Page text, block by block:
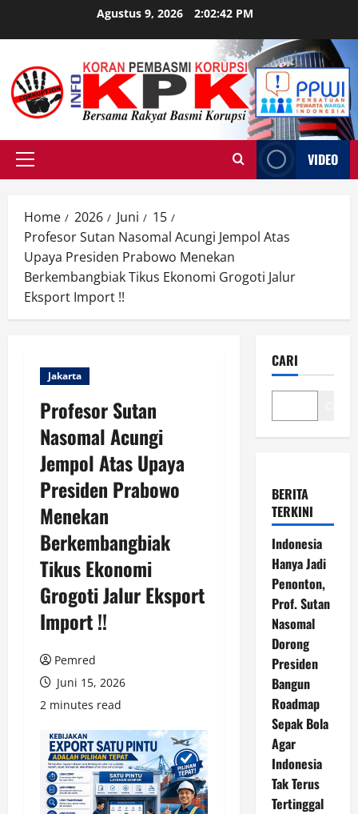
Agustus 9, 2026 2:02:43 PM
Primary
VIDEO
Home 2026 Juni
15
Profesor Sutan Nasomal Acungi Jempol Atas
Upaya Presiden Prabowo Menekan
Berkembangbiak Tikus Ekonomi Grogoti Jalur
Eksport Import !!
Jakarta
Profesor Sutan
Nasomal Acungi
Jempol Atas Upaya
Presiden Prabowo
Menekan
Berkembangbiak
Tikus Ekonomi
Grogoti Jalur Eksport
Import !!
Pemred
Juni 15, 2026
2 minutes read
CARI
BERITA
TERKINI
Indonesia
Hanya Jadi
Penonton,
Prof. Sutan
Nasomal
Dorong
Presiden
Bangun
Roadmap
Sepak Bola
Agar
Indonesia
Tak Terus
Tertinggal